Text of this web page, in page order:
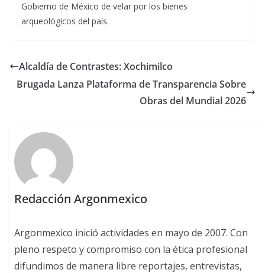
Gobierno de México de velar por los bienes
arqueológicos del país.
Alcaldía de Contrastes: Xochimilco
Brugada Lanza Plataforma de Transparencia Sobre
Obras del Mundial 2026
Redacción Argonmexico
Argonmexico inició actividades en mayo de 2007. Con
pleno respeto y compromiso con la ética profesional
difundimos de manera libre reportajes, entrevistas,